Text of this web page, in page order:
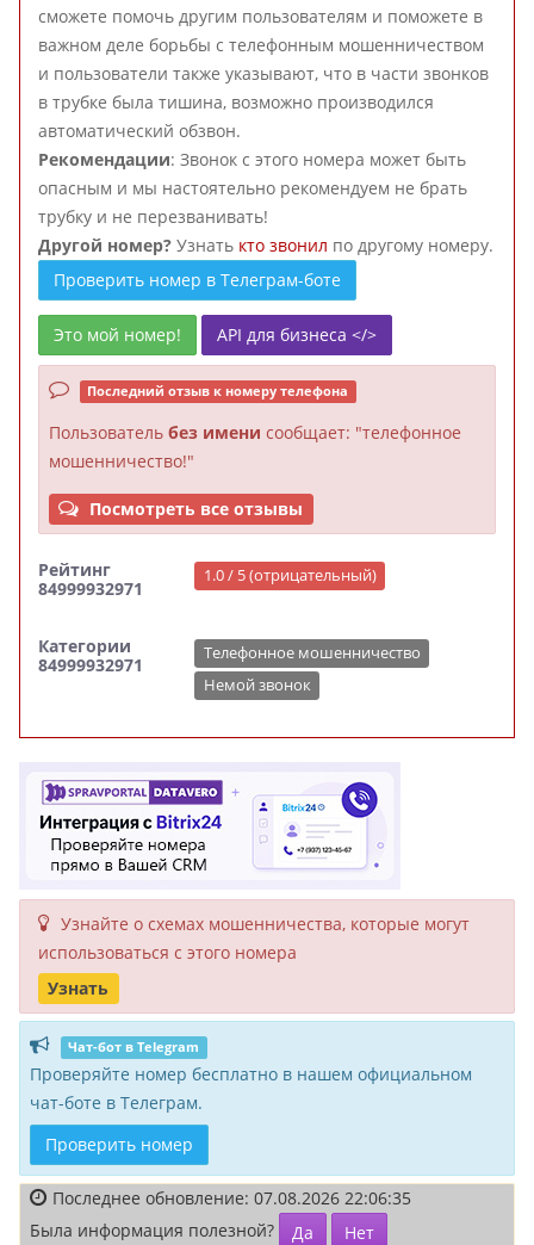
сможете помочь другим пользователям и поможете в
важном деле борьбы с телефонным мошенничеством
и пользователи также указывают, что в части звонков
в трубке была тишина, возможно производился
автоматический обзвон.
Рекомендации: Звонок с этого номера может быть
опасным и мы настоятельно рекомендуем не брать
трубку и не перезванивать!
Другой номер? Узнать кто звонил по другому номеру.
Проверить номер в Телеграм-боте
Это мой номер! API для бизнеса </>
Последний отзыв к номеру телефона
Пользователь без имени сообщает: "телефонное
мошенничество!"
Посмотреть все отзывы
Рейтинг
84999932971
1.0 / 5 (отрицательный)
Категории
84999932971
Телефонное мошенничество
Немой звонок
Узнайте о схемах мошенни­чества, кото­рые могут
исполь­зоваться с этого номера
Узнать
Чат-бот в Telegram
Проверяйте номер бесплатно в нашем официальном
чат-боте в Телеграм.
Проверить номер
Последнее обновление: 07.08.2026 22:06:35
Была информация полезной?
Да Нет